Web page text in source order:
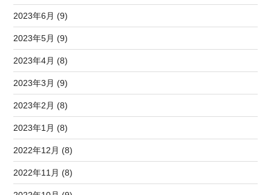
2023年6月 (9)
2023年5月 (9)
2023年4月 (8)
2023年3月 (9)
2023年2月 (8)
2023年1月 (8)
2022年12月 (8)
2022年11月 (8)